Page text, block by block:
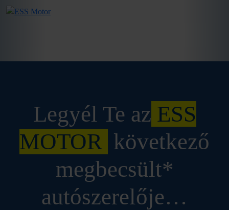
Legyél Te az ESS
MOTOR következő
megbecsült*
autószerelője…